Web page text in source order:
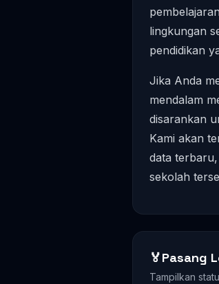
lingkungan
pendidikan
Jika Anda
mendalam
disarankan
Kami akan
data
sekolah
🏅Pasang
Tampilkan